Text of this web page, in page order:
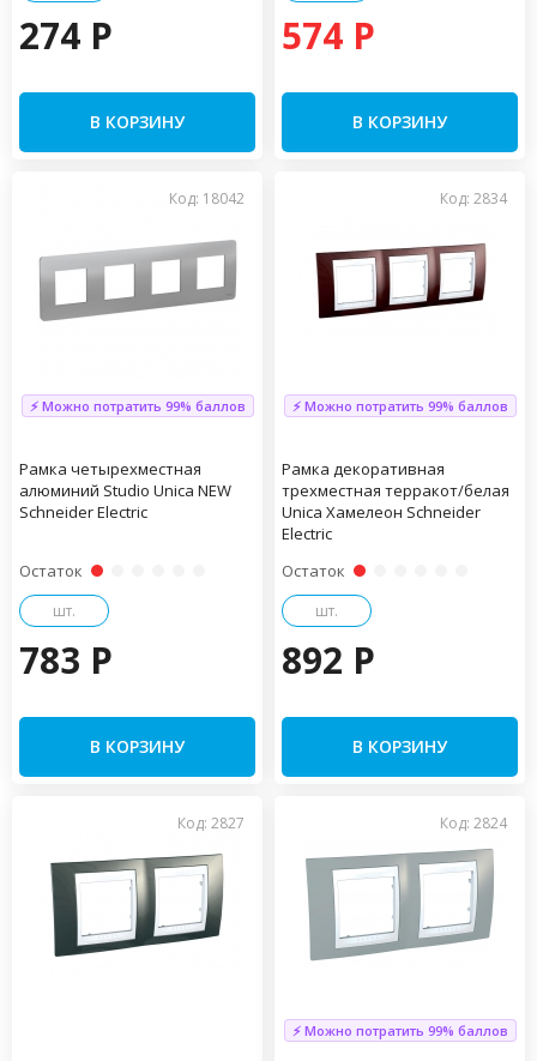
274 P
В КОРЗИНУ
574 P
В КОРЗИНУ
Код: 18042
⚡ Можно потратить 99% баллов
Рамка четырехместная
алюминий Studio Unica NEW
Schneider Electric
Остаток
шт.
783 P
В КОРЗИНУ
Код: 2834
⚡ Можно потратить 99% баллов
Рамка декоративная
трехместная терракот/белая
Unica Хамелеон Schneider
Electric
Остаток
шт.
892 P
В КОРЗИНУ
Код: 2827 Код: 2824
⚡ Можно потратить 99% баллов